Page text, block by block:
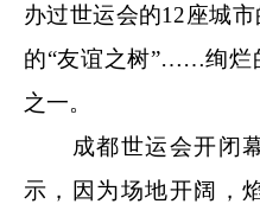
办过世运会的12座城
的“友谊之树”……绚烂
之一。
成都世运会开闭幕
示，因为场地开阔，